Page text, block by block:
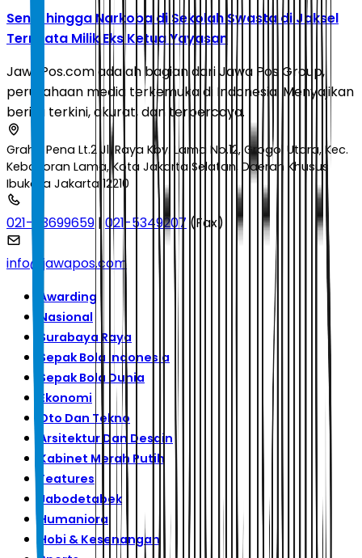
Senpi hingga Narkoba di Sekolah Swasta di Jaksel
Ternyata Milik Eks Ketua Yayasan
JawaPos.com adalah bagian dari Jawa Pos Group,
perusahaan media terkemuka di Indonesia. Menyajikan
berita terkini, akurat, dan terpercaya.
Graha Pena Lt.2 Jl. Raya Kby. Lama No.12, Grogol Utara, Kec.
Kebayoran Lama, Kota Jakarta Selatan, Daerah Khusus
Ibukota Jakarta 12210
021-53699659 |021-5349207 (Fax)
info@jawapos.com
Awarding
Nasional
Surabaya Raya
Sepak Bola Indonesia
Sepak Bola Dunia
Ekonomi
Oto Dan Tekno
Arsitektur Dan Desain
Kabinet Merah Putih
Features
Jabodetabek
Humaniora
Hobi & Kesenangan